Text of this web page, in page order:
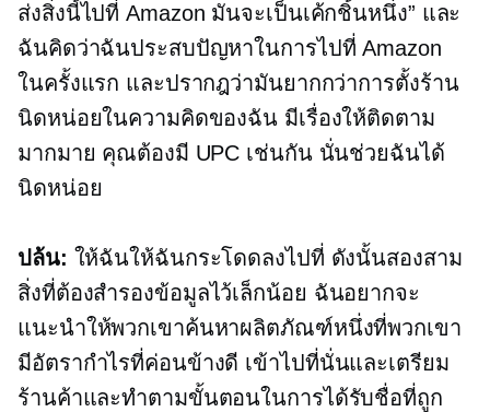
ส่งสิ่งนี้ไปที่ Amazon มันจะเป็นเค้กชิ้นหนึ่ง” และ
ฉันคิดว่าฉันประสบปัญหาในการไปที่ Amazon
ในครั้งแรก และปรากฎว่ามันยากกว่าการตั้งร้าน
นิดหน่อยในความคิดของฉัน มีเรื่องให้ติดตาม
มากมาย คุณต้องมี UPC เช่นกัน นั่นช่วยฉันได้
นิดหน่อย
ปล้น: ให้ฉันให้ฉันกระโดดลงไปที่ ดังนั้นสองสาม
สิ่งที่ต้องสำรองข้อมูลไว้เล็กน้อย ฉันอยากจะ
แนะนำให้พวกเขาค้นหาผลิตภัณฑ์หนึ่งที่พวกเขา
มีอัตรากำไรที่ค่อนข้างดี เข้าไปที่นั่นและเตรียม
ร้านค้าและทำตามขั้นตอนในการได้รับชื่อที่ถูก